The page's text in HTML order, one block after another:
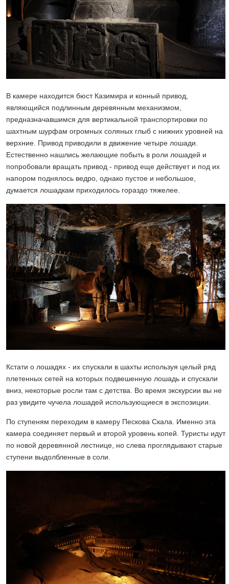
В камере находится бюст Казимира и конный привод,
являющийся подлинным деревянным механизмом,
предназначавшимся для вертикальной транспортировки по
шахтным шурфам огромных соляных глыб с нижних уровней на
верхние. Привод приводили в движение четыре лошади.
Естественно нашлись желающие побыть в роли лошадей и
попробовали вращать привод - привод еще действует и под их
напором поднялось ведро, однако пустое и небольшое,
думается лошадкам приходилось гораздо тяжелее.
Кстати о лошадях - их спускали в шахты используя целый ряд
плетенных сетей на которых подвешенную лошадь и спускали
вниз, некоторые росли там с детства. Во время экскурсии вы не
раз увидите чучела лошадей использующиеся в экспозиции.
По ступеням переходим в камеру Пескова Скала. Именно эта
камера соединяет первый и второй уровень копей. Туристы идут
по новой деревянной лестнице, но слева проглядывают старые
ступени выдолбленные в соли.